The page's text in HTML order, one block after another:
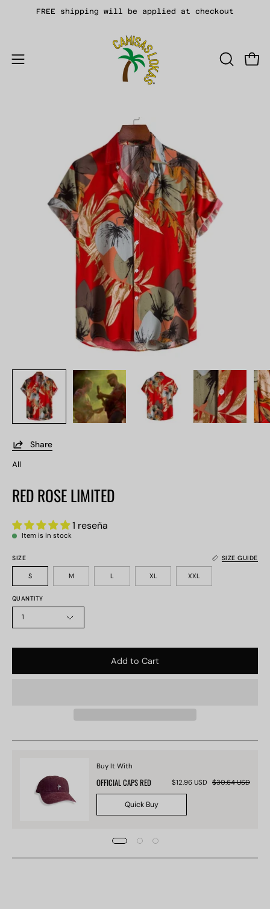
FREE shipping will be applied at checkout
Open
OPEN
Share
All
RED ROSE LIMITED
1 reseña
Item is in stock
SIZE SIZE GUIDE
S M L XL XXL
QUANTITY
1
Add to Cart
Buy It With
OFFICIAL CAPS RED $12.96 USD $30.64 USD
Quick Buy